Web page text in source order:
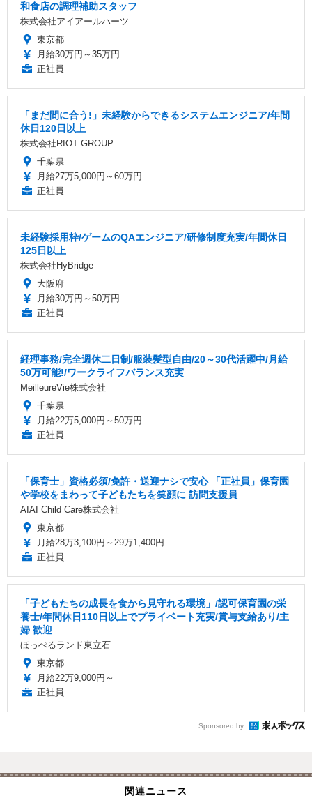
和食店の調理補助スタッフ
株式会社アイアールハーツ
東京都
月給30万円～35万円
正社員
「まだ間に合う!」未経験からできるシステムエンジニア/年間
休日120日以上
株式会社RIOT GROUP
千葉県
月給27万5,000円～60万円
正社員
未経験採用枠/ゲームのQAエンジニア/研修制度充実/年間休日
125日以上
株式会社HyBridge
大阪府
月給30万円～50万円
正社員
経理事務/完全週休二日制/服装髪型自由/20～30代活躍中/月給
50万可能!/ワークライフバランス充実
MeilleureVie株式会社
千葉県
月給22万5,000円～50万円
正社員
「保育士」資格必須/免許・送迎ナシで安心 「正社員」保育園
や学校をまわって子どもたちを笑顔に 訪問支援員
AIAI Child Care株式会社
東京都
月給28万3,100円～29万1,400円
正社員
「子どもたちの成長を食から見守れる環境」/認可保育園の栄
養士/年間休日110日以上でプライベート充実/賞与支給あり/主
婦 歓迎
ほっぺるランド東立石
東京都
月給22万9,000円～
正社員
Sponsored by
関連ニュース